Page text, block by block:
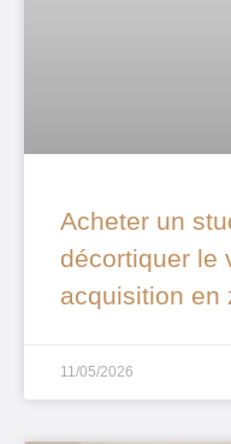
Acheter un
décortiquer le
acquisition en
11/05/2026